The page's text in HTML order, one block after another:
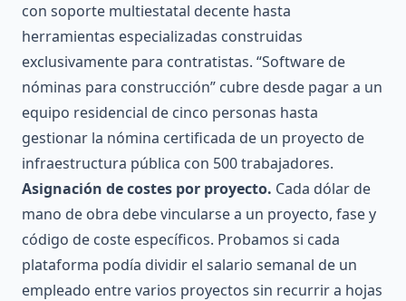
con soporte multiestatal decente hasta
herramientas especializadas construidas
exclusivamente para contratistas. “Software de
nóminas para construcción” cubre desde pagar a un
equipo residencial de cinco personas hasta
gestionar la nómina certificada de un proyecto de
infraestructura pública con 500 trabajadores.
Asignación de costes por proyecto. Cada dólar de
mano de obra debe vincularse a un proyecto, fase y
código de coste específicos. Probamos si cada
plataforma podía dividir el salario semanal de un
empleado entre varios proyectos sin recurrir a hojas